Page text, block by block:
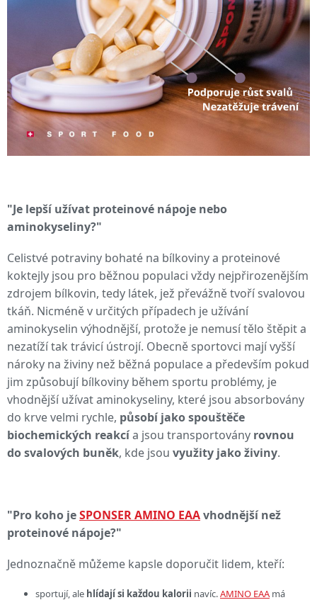
"Je lepší užívat proteinové nápoje nebo
aminokyseliny?"
Celistvé potraviny bohaté na bílkoviny a proteinové
koktejly jsou pro běžnou populaci vždy nejpřirozenějším
zdrojem bílkovin, tedy látek, jež převážně tvoří svalovou
tkáň. Nicméně v určitých případech je užívání
aminokyselin výhodnější, protože je nemusí tělo štěpit a
nezatíží tak trávicí ústrojí. Obecně sportovci mají vyšší
nároky na živiny než běžná populace a především pokud
jim způsobují bílkoviny během sportu problémy, je
vhodnější užívat aminokyseliny, které jsou absorbovány
do krve velmi rychle, působí jako spouštěče
biochemických reakcía jsou transportovány rovnou
do svalových buněk, kde jsou využity jako živiny.
"Pro koho jeSPONSER AMINO EAAvhodnější než
proteinové nápoje?"
Jednoznačně můžeme kapsle doporučit lidem, kteří:
sportují, ale hlídají si každou kalorii navíc.AMINO EAAmá